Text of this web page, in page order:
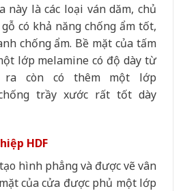
này là các loại ván dăm, chủ
có khả năng chống ẩm tốt,
chống ẩm. Bề mặt của tấm
lớp melamine có độ dày từ
ra còn có thêm một lớp
trầy xước rất tốt dày
HDF
hình phẳng và được vẽ vân
của cửa được phủ một lớp